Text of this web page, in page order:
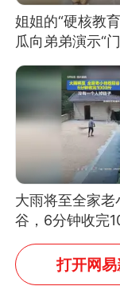
姐姐的“硬核教
瓜向弟弟演示“
网友：果然言
教！
大雨将至全家老
谷，6分钟收完
没有一个人掉链
打开网